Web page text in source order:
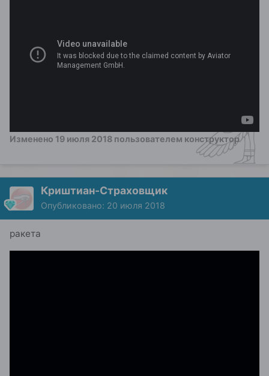
Изменено 19 июля 2018 пользователем конструктор
Криштиан-Страховщик
Опубликовано: 20 июля 2018
ракета